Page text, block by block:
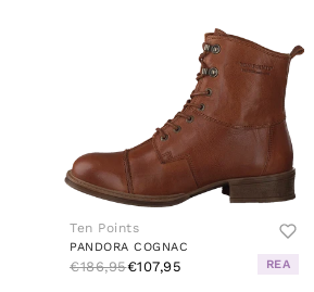
Ten Points
PANDORA COGNAC
€186,95€107,95 REA